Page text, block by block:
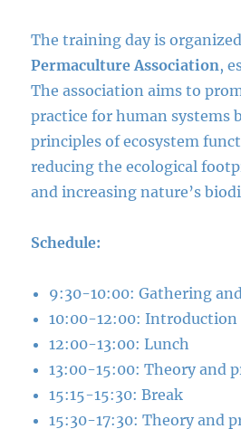
The training day is
Permaculture Association,
The association aims to
practice for human systems
principles of ecosystem
reducing the ecological
and increasing nature’s
Schedule:
9:30-10:00: Gathering
10:00-12:00: Introduction
12:00-13:00: Lunch
13:00-15:00: Theory and
15:15-15:30: Break
15:30-17:30: Theory and